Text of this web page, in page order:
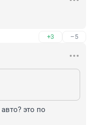
+3 –5
это по